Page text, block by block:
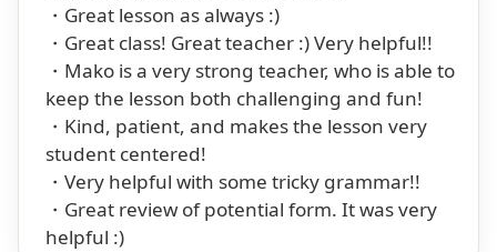
・Great lesson as always :)
・Great class! Great teacher :) Very helpful!!
・Mako is a very strong teacher, who is able to
keep the lesson both challenging and fun!
・Kind, patient, and makes the lesson very
student centered!
・Very helpful with some tricky grammar!!
・Great review of potential form. It was very
helpful :)